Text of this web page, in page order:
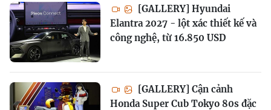
[GALLERY] Hyundai
Elantra 2027 - lột xác thiết kế và
công nghệ, từ 16.850 USD
[GALLERY] Cận cảnh
Honda Super Cub Tokyo 80s đặc